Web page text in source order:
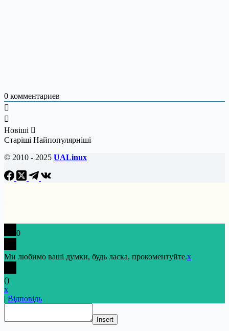
0 комментариев
Новіші
Старіші Найпопулярніші
© 2010 - 2025 UALinux
0
Ми любимо ваші думки, будь ласка, прокоментуйте.x
()
x
| Відповідь
Insert